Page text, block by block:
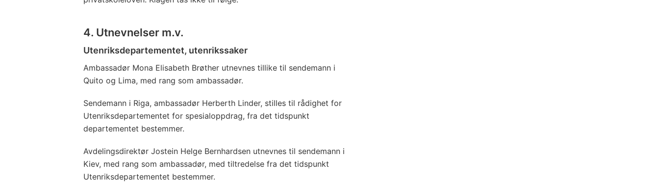
4. Utnevnelser m.v.
Utenriksdepartementet, utenrikssaker
Ambassadør Mona Elisabeth Brøther utnevnes tillike til sendemann i
Quito og Lima, med rang som ambassadør.
Sendemann i Riga, ambassadør Herberth Linder, stilles til rådighet for
Utenriksdepartementet for spesialoppdrag, fra det tidspunkt
departementet bestemmer.
Avdelingsdirektør Jostein Helge Bernhardsen utnevnes til sendemann i
Kiev, med rang som ambassadør, med tiltredelse fra det tidspunkt
Utenriksdepartementet bestemmer.